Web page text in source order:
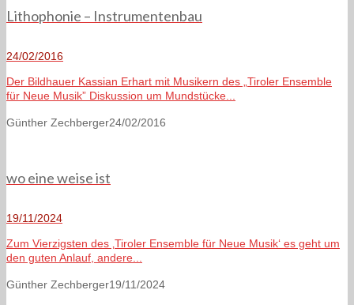
Lithophonie – Instrumentenbau
24/02/2016
Der Bildhauer Kassian Erhart mit Musikern des „Tiroler Ensemble
für Neue Musik” Diskussion um Mundstücke...
Günther Zechberger24/02/2016
wo eine weise ist
19/11/2024
Zum Vierzigsten des ‚Tiroler Ensemble für Neue Musik‘ es geht um
den guten Anlauf, andere...
Günther Zechberger19/11/2024